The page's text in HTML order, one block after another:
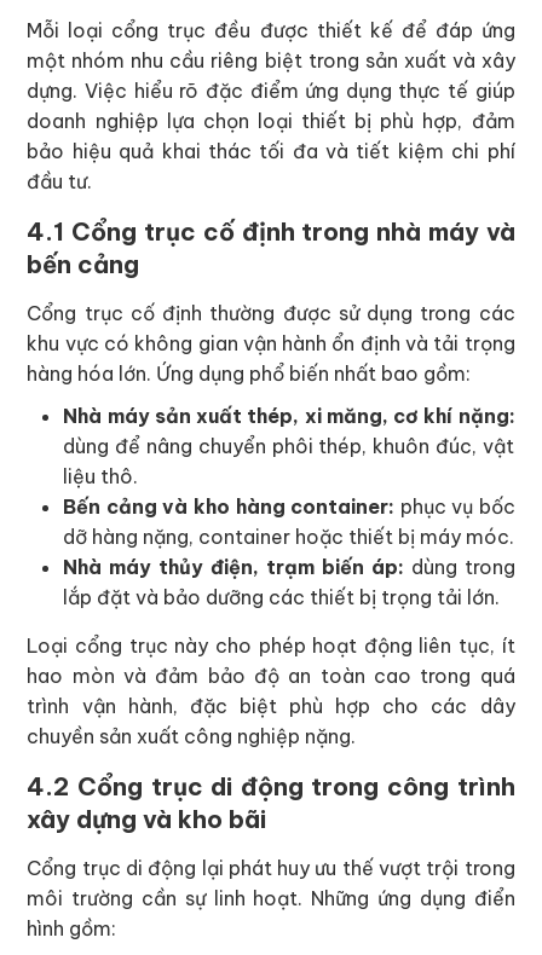
Mỗi loại cổng trục đều được thiết kế để đáp ứng
một nhóm nhu cầu riêng biệt trong sản xuất và xây
dựng. Việc hiểu rõ đặc điểm ứng dụng thực tế giúp
doanh nghiệp lựa chọn loại thiết bị phù hợp, đảm
bảo hiệu quả khai thác tối đa và tiết kiệm chi phí
đầu tư.
4.1 Cổng trục cố định trong nhà máy và
bến cảng
Cổng trục cố định thường được sử dụng trong các
khu vực có không gian vận hành ổn định và tải trọng
hàng hóa lớn. Ứng dụng phổ biến nhất bao gồm:
Nhà máy sản xuất thép, xi măng, cơ khí nặng:
dùng để nâng chuyển phôi thép, khuôn đúc, vật
liệu thô.
Bến cảng và kho hàng container: phục vụ bốc
dỡ hàng nặng, container hoặc thiết bị máy móc.
Nhà máy thủy điện, trạm biến áp: dùng trong
lắp đặt và bảo dưỡng các thiết bị trọng tải lớn.
Loại cổng trục này cho phép hoạt động liên tục, ít
hao mòn và đảm bảo độ an toàn cao trong quá
trình vận hành, đặc biệt phù hợp cho các dây
chuyền sản xuất công nghiệp nặng.
4.2 Cổng trục di động trong công trình
xây dựng và kho bãi
Cổng trục di động lại phát huy ưu thế vượt trội trong
môi trường cần sự linh hoạt. Những ứng dụng điển
hình gồm: